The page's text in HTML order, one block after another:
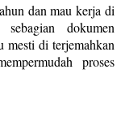
dan mau kerja di
dokumen
mesti di terjemahkan
proses